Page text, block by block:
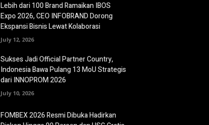
Lebih dari 100 Brand Ramaikan IBOS
Expo 2026, CEO INFOBRAND Dorong
Ekspansi Bisnis Lewat Kolaborasi
July 12, 2026
Sukses Jadi Official Partner Country,
Indonesia Bawa Pulang 13 MoU Strategis
dari INNOPROM 2026
July 10, 2026
FOMBEX 2026 Resmi Dibuka Hadirkan